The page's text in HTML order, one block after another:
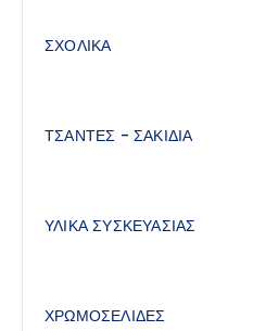
ΣΧΟΛΙΚΑ
ΤΣΑΝΤΕΣ - ΣΑΚΙΔΙΑ
ΥΛΙΚΑ ΣΥΣΚΕΥΑΣΙΑΣ
ΧΡΩΜΟΣΕΛΙΔΕΣ